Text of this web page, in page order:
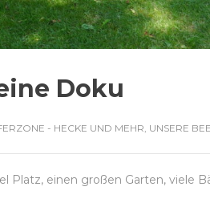
Doku
- HECKE UND MEHR, UNSERE
Platz, einen großen Garten, viele